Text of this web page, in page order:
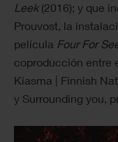
Leek(2016); y que
Prouvost, la
película Four For
coproducción entre
Kiasma | Finnish
y Surrounding you,